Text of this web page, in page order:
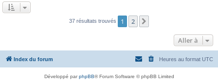
37 résultats trouvés 1 2
Aller à
Index du forum Heures au format UTC
Développé parphpBB® Forum Software © phpBB Limited